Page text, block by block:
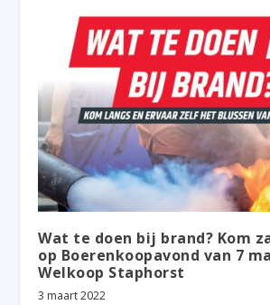
Wat te doen bij brand? Kom
op Boerenkoopavond van 7
Welkoop Staphorst
3 maart 2022